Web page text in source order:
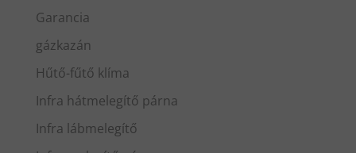
Garancia
gázkazán
Hűtő-fűtő klíma
Infra hátmelegítő párna
Infra lábmelegítő